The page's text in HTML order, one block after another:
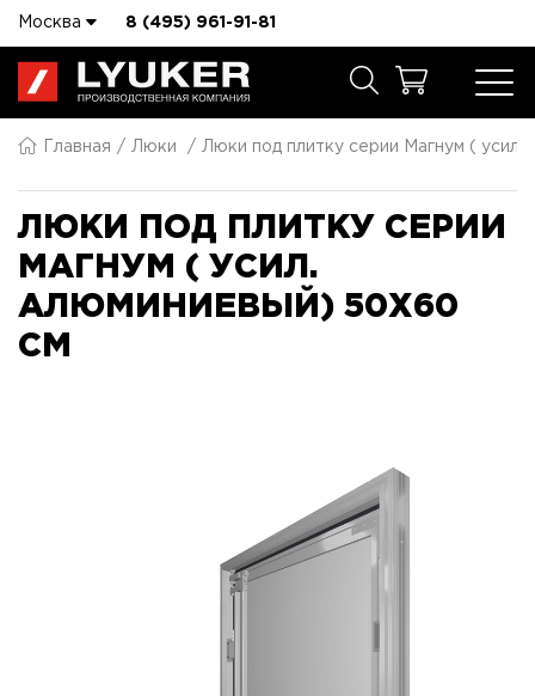
Москва 8 (495) 961-91-81
Главная Люки Люки под плитку серии Магнум ( усил.
ЛЮКИ ПОД ПЛИТКУ СЕРИИ
МАГНУМ ( УСИЛ.
АЛЮМИНИЕВЫЙ) 50X60
СМ